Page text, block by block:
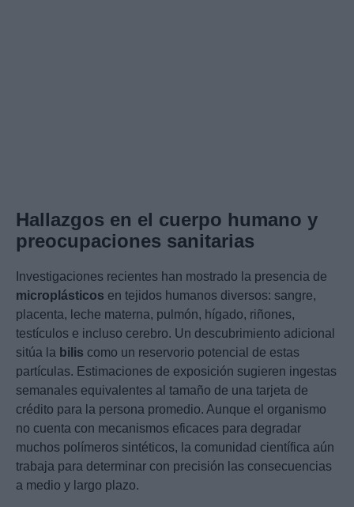
Hallazgos en el cuerpo humano y
preocupaciones sanitarias
Investigaciones recientes han mostrado la presencia de
microplásticos en tejidos humanos diversos: sangre,
placenta, leche materna, pulmón, hígado, riñones,
testículos e incluso cerebro. Un descubrimiento adicional
sitúa la bilis como un reservorio potencial de estas
partículas. Estimaciones de exposición sugieren ingestas
semanales equivalentes al tamaño de una tarjeta de
crédito para la persona promedio. Aunque el organismo
no cuenta con mecanismos eficaces para degradar
muchos polímeros sintéticos, la comunidad científica aún
trabaja para determinar con precisión las consecuencias
a medio y largo plazo.